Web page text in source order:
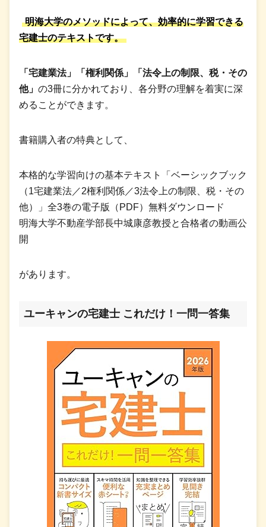
明海大学のメソッドによって、効率的に学習できる
宅建士のテキストです。
「宅建業法」「権利関係」「法令上の制限、税・その
他」 の3冊に分かれており、各分野の理解を着実に深
めることができます。
書籍購入者の特典として、
本格的な学習向けの基本テキスト「ベーシックブック
（1宅建業法／2権利関係／3法令上の制限、税・その
他）」全3巻の電子版（PDF）無料ダウンロード
明海大学不動産学部長中城康彦教授と合格者の動画公
開
があります。
ユーキャンの宅建士 これだけ！一問一答集